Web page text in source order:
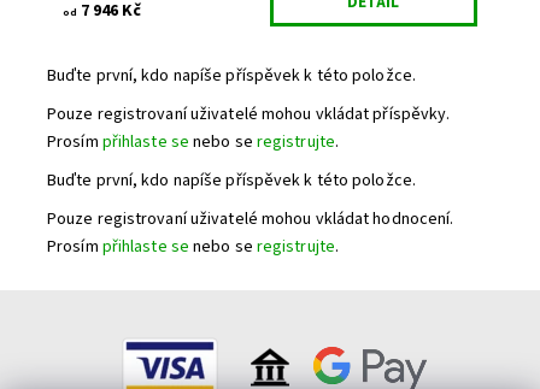
od 7 946 Kč
Buďte první, kdo napíše příspěvek k této položce.
Pouze registrovaní uživatelé mohou vkládat příspěvky.
Prosím přihlaste se nebo se registrujte.
Buďte první, kdo napíše příspěvek k této položce.
Pouze registrovaní uživatelé mohou vkládat hodnocení.
Prosím přihlaste se nebo se registrujte.